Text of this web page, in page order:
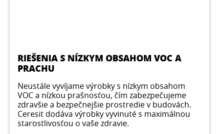
RIEŠENIA S NÍZKYM OBSAHOM VOC A
PRACHU
Neustále vyvíjame výrobky s nízkym obsahom
VOC a nízkou prašnosťou, čím zabezpečujeme
zdravšie a bezpečnejšie prostredie v budovách.
Ceresit dodáva výrobky vyvinuté s maximálnou
starostlivosťou o vaše zdravie.